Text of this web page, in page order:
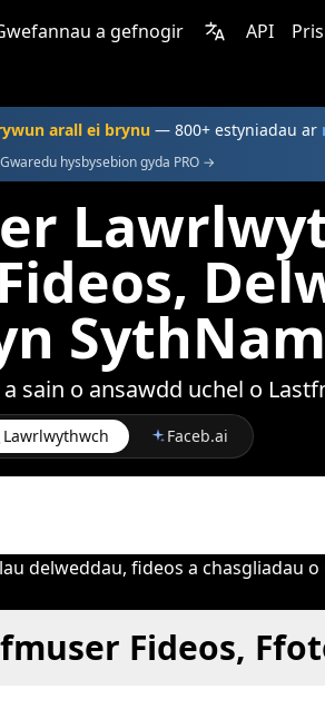
a gefnogir API
arall ei brynu — 800+ estyniadau ar
Gwaredu hysbysebion gyda PRO →
sain o ansawdd uchel o
Lawrlwythwch Faceb.ai
delweddau, fideos a chasgliadau
Fideos,